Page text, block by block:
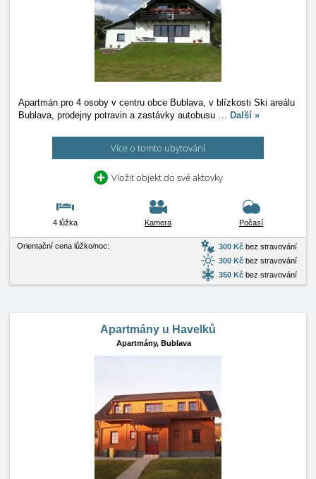
Apartmán pro 4 osoby v centru obce Bublava, v blízkosti Ski areálu
Bublava, prodejny potravin a zastávky autobusu … Další »
Více o tomto ubytování
Vložit objekt do své aktovky
4 lůžka Kamera Počasí
Orientační cena lůžko/noc: 300 Kč bez stravování
300 Kč bez stravování
350 Kč bez stravování
Apartmány u Havelků
Apartmány, Bublava